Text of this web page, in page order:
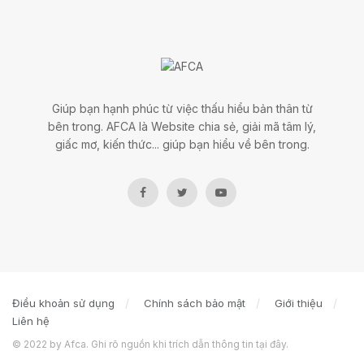
Giúp bạn hạnh phúc từ việc thấu hiểu bản thân từ
bên trong. AFCA là Website chia sẻ, giải mã tâm lý,
giấc mơ, kiến thức... giúp bạn hiểu về bên trong.
Điều khoản sử dụng Chính sách bảo mật
Giới thiệu
Liên hệ
© 2022 by Afca. Ghi rõ nguồn khi trích dẫn thông tin tại đây.